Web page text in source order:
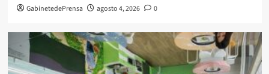
GabinetedePrensa agosto 4, 2026 0